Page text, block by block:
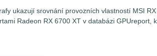
ukazují srovnání provozních vlastností MSI
Radeon RX 6700 XT v databázi GPUreport,